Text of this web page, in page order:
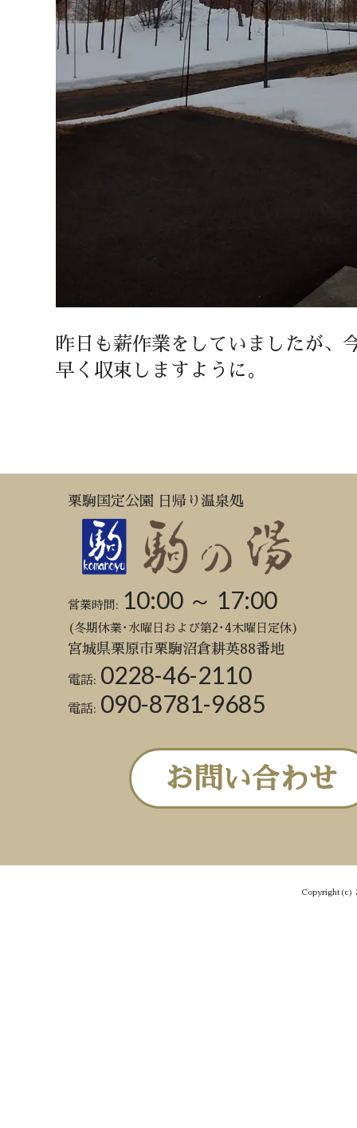
昨日も薪作業をしていましたが、
早く収束しますように。
栗駒国定公園 日帰り温泉処
営業時間: 10:00 ～ 17:00
(冬期休業･水曜日および第2･4木曜日定休)
宮城県栗原市栗駒沼倉耕英88番地
電話: 0228-46-2110
電話: 090-8781-9685
お問い合わせ
Copyright(c)